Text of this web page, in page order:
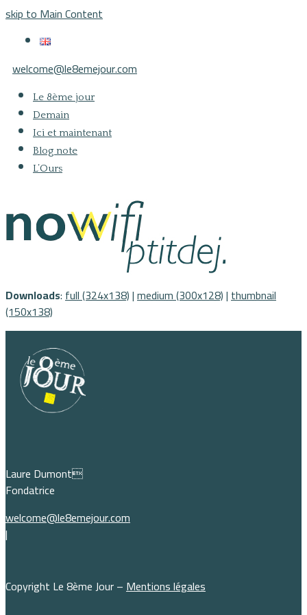
skip to Main Content
welcome@le8emejour.com
Le 8ème jour
Demain
Ici et maintenant
Blog note
L’Ours
Downloads:full (324x138)|medium (300x128)|thumbnail
(150x138)
Laure Dumont
Fondatrice
welcome@le8emejour.com
|
Copyright Le 8ème Jour –Mentions légales